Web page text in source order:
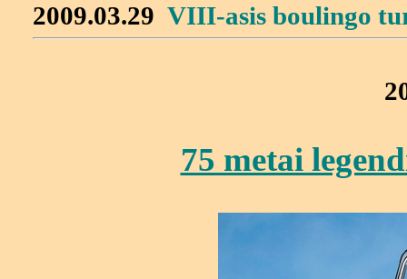
2009.03.29 VIII-asisboulingo
75 metai